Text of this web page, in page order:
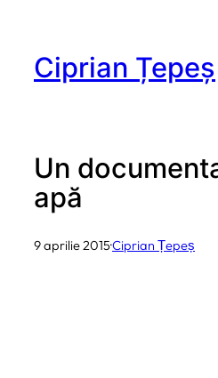
conținut
Ciprian Țepeș
Un
apă
9 aprilie 2015·Ciprian Țepeș